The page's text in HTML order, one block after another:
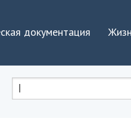
документация